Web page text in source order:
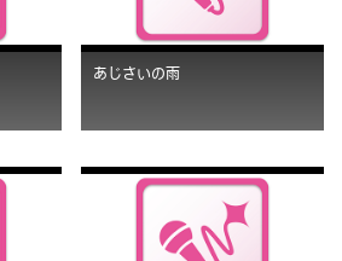
あじさいの雨